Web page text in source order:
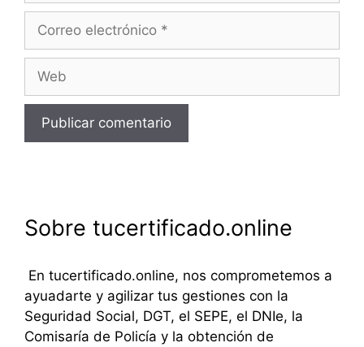
electrónico
Sobre tucertificado.online
En tucertificado.online, nos comprometemos a
ayuadarte y agilizar tus gestiones con la
Seguridad Social, DGT, el SEPE, el DNIe, la
Comisaría de Policía y la obtención de